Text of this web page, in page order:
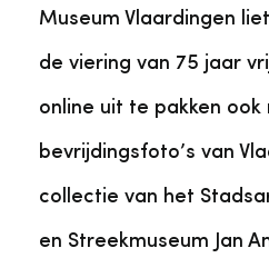
Museum Vlaardingen
de viering van 75 jaar
online uit te pakken ook
bevrijdingsfoto’s van
collectie van het
en Streekmuseum Jan